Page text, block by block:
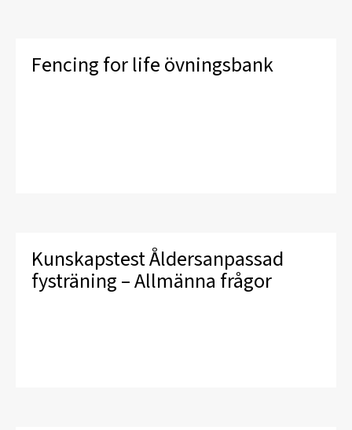
Fencing for life övningsbank
Kunskapstest Åldersanpassad
fysträning – Allmänna frågor